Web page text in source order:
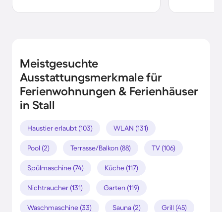
Meistgesuchte
Ausstattungsmerkmale für
Ferienwohnungen & Ferienhäuser
in Stall
Haustier erlaubt (103) WLAN (131)
Pool (2) Terrasse/Balkon (88) TV (106)
Spülmaschine (74) Küche (117)
Nichtraucher (131) Garten (119)
Waschmaschine (33) Sauna (2) Grill (45)